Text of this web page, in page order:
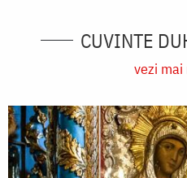
CUVINTE
vezi mai